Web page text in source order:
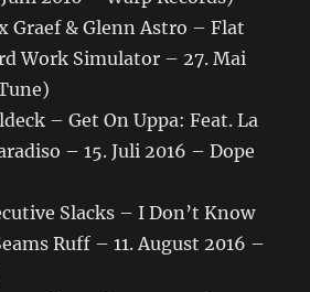
Graef & Glenn Astro – Flat
Work Simulator – 27. Mai
– Get On Uppa: Feat. La
– 15. Juli 2016 – Dope
Slacks – I Don’t Know
Ruff – 11. August 2016 –